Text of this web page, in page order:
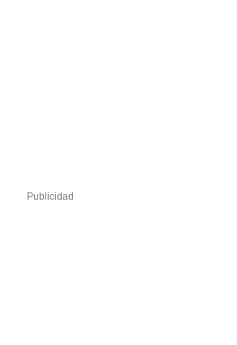
Publicidad